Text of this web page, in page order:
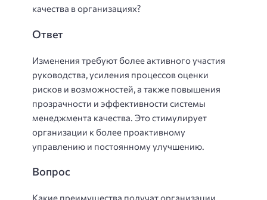
качества в организациях?
Ответ
Изменения требуют более активного участия
руководства, усиления процессов оценки
рисков и возможностей, а также повышения
прозрачности и эффективности системы
менеджмента качества. Это стимулирует
организации к более проактивному
управлению и постоянному улучшению.
Вопрос
Какие преимущества получат организации,